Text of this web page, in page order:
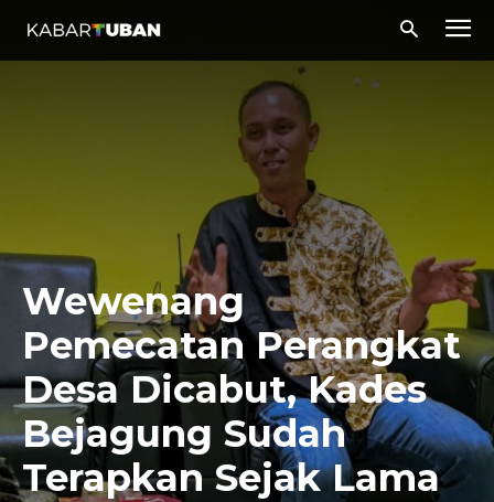
Wewenang
Pemecatan Perangkat
Desa Dicabut, Kades
Bejagung Sudah
Terapkan Sejak Lama